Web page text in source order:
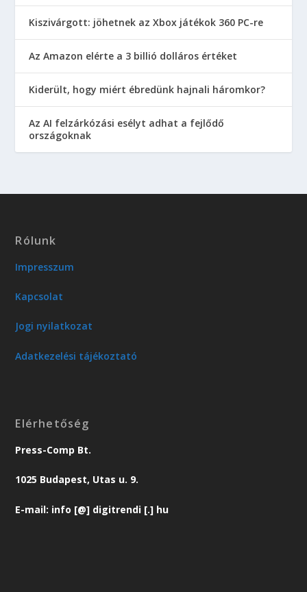
Kiszivárgott: jöhetnek az Xbox játékok 360 PC-re
Az Amazon elérte a 3 billió dolláros értéket
Kiderült, hogy miért ébredünk hajnali háromkor?
Az AI felzárkózási esélyt adhat a fejlődő
országoknak
Rólunk
Impresszum
Kapcsolat
Jogi nyilatkozat
Adatkezelési tájékoztató
Elérhetőség
Press-Comp Bt.
1025 Budapest, Utas u. 9.
E-mail: info [@] digitrendi [.] hu